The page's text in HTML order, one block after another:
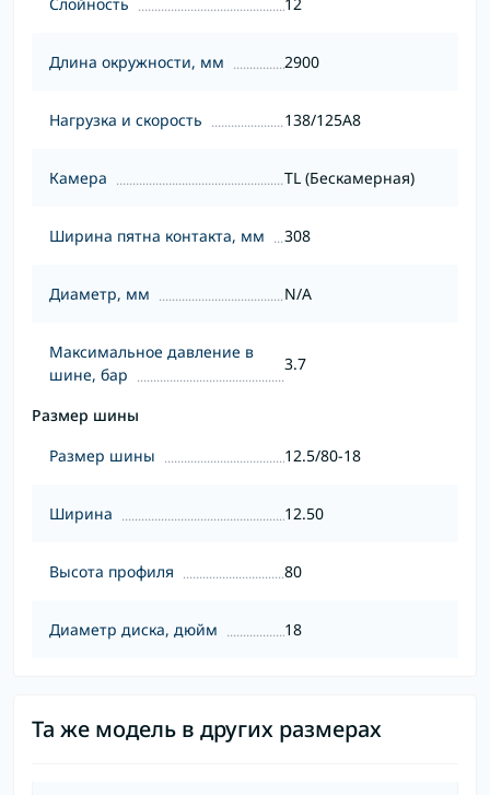
Длина окружности, мм 2900
Нагрузка и скорость 138/125A8
Камера TL (Бескамерная)
Ширина пятна контакта, мм 308
Диаметр, мм N/A
Максимальное давление в
шине, бар
3.7
Размер шины
Размер шины
12.5/80-18
Ширина 12.50
Высота профиля 80
Диаметр диска, дюйм 18
Та же модель в других размерах